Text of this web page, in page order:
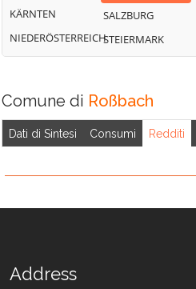
KÄRNTEN
NIEDERÖSTERREICH
SALZBURG
STEIERMARK
Comune di Roßbach
Dati di Sintesi Consumi Redditi
Address